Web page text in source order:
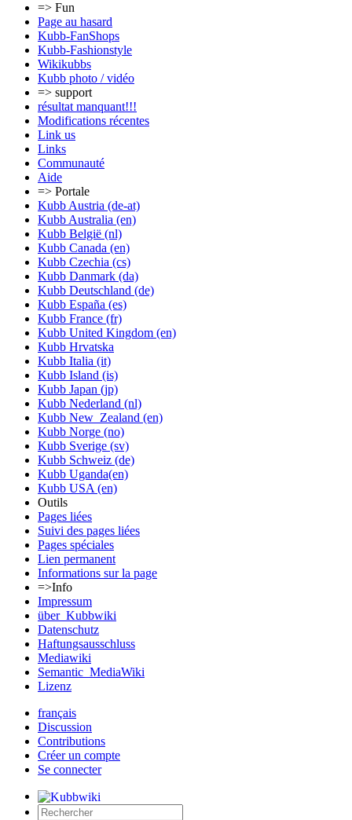
=> Fun
Page au hasard
Kubb-FanShops
Kubb-Fashionstyle
Wikikubbs
Kubb photo / vidéo
=> support
résultat manquant!!!
Modifications récentes
Link us
Links
Communauté
Aide
=> Portale
Kubb Austria (de-at)
Kubb Australia (en)
Kubb België (nl)
Kubb Canada (en)
Kubb Czechia (cs)
Kubb Danmark (da)
Kubb Deutschland (de)
Kubb España (es)
Kubb France (fr)
Kubb United Kingdom (en)
Kubb Hrvatska
Kubb Italia (it)
Kubb Island (is)
Kubb Japan (jp)
Kubb Nederland (nl)
Kubb New_Zealand (en)
Kubb Norge (no)
Kubb Sverige (sv)
Kubb Schweiz (de)
Kubb Uganda(en)
Kubb USA (en)
Outils
Pages liées
Suivi des pages liées
Pages spéciales
Lien permanent
Informations sur la page
=>Info
Impressum
über_Kubbwiki
Datenschutz
Haftungsausschluss
Mediawiki
Semantic_MediaWiki
Lizenz
français
Discussion
Contributions
Créer un compte
Se connecter